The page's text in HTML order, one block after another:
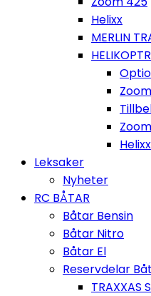
Helixx
MERLIN
Leksaker
Nyheter
RC BÅTAR
Båtar Bensin
Båtar Nitro
Båtar El
Reservdelar
TRAXXAS